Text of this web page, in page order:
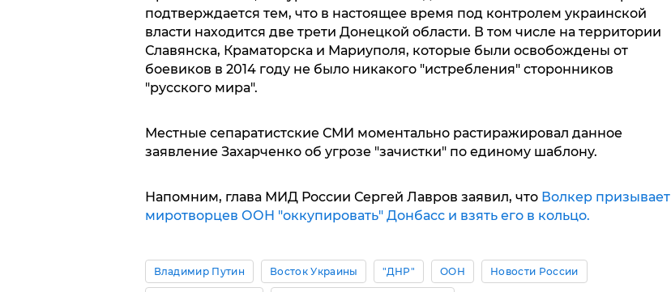
подтверждается тем, что в настоящее время под контролем украинской
власти находится две трети Донецкой области. В том числе на территории
Славянска, Краматорска и Мариуполя, которые были освобождены от
боевиков в 2014 году не было никакого "истребления" сторонников
"русского мира".
Местные сепаратистские СМИ моментально растиражировал данное
заявление Захарченко об угрозе "зачистки" по единому шаблону.
Напомним, глава МИД России Сергей Лавров заявил, что Волкер призывает
миротворцев ООН "оккупировать" Донбасс и взять его в кольцо.
Владимир Путин Восток Украины "ДНР" ООН Новости России